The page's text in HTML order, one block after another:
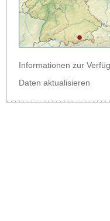
Informationen zur
Daten aktualisieren